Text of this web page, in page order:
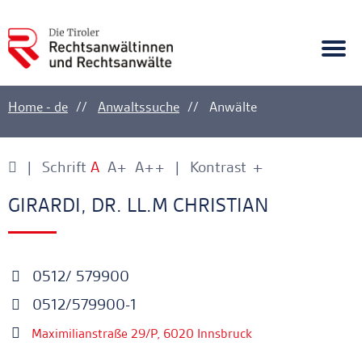
Ankerlink
Home - de Anwaltssuche Anwälte
Schrift A A+ A++ Kontrast +
-
Ankerlink
GIRARDI, DR. LL.M CHRISTIAN
0512/ 579900
0512/579900-1
Maximilianstraße 29/P, 6020 Innsbruck